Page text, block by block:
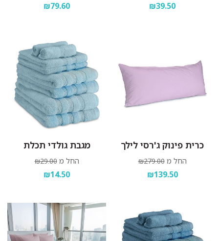
₪39.50
₪79.60
כרית פינוק ג'רסי לילך
החל מ ₪279.00
₪139.50
מגבת גולדי תכלת
החל מ ₪29.00
₪14.50